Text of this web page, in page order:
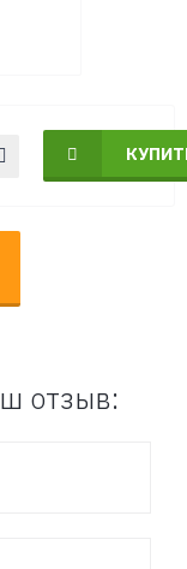
отзыв: